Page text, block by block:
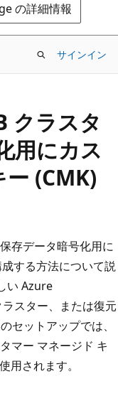
の詳細情報
サインイン
ラスタ
用にカス
(CMK)
存データ暗号化用に
成する方法について説
い Azure
スター、または復元
セットアップでは、
マー マネージド キ
用されます。